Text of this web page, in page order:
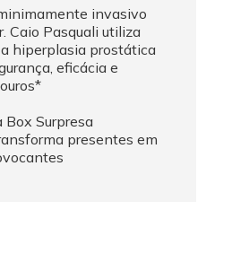
invasivo
Caio Pasquali utiliza
hiperplasia prostática
eficácia e
Surpresa
presentes em